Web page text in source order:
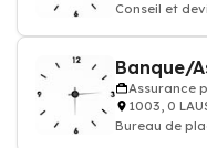
Conseil et
Banque/
Assurance
1003, 0
Bureau de